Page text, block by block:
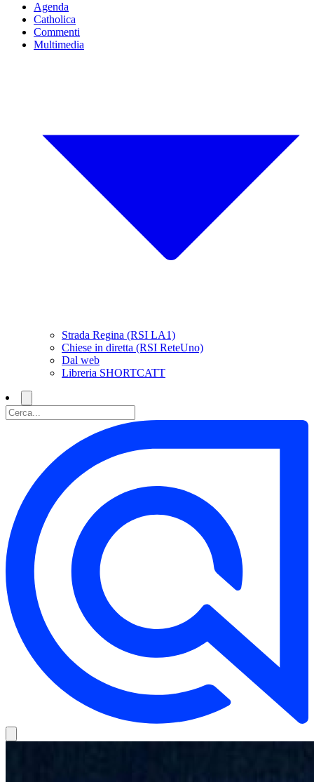
Agenda
Catholica
Commenti
Multimedia
Strada Regina (RSI LA1)
Chiese in diretta (RSI ReteUno)
Dal web
Libreria SHORTCATT